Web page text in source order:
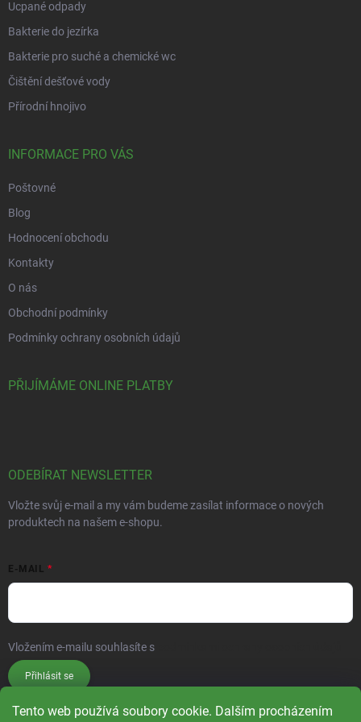
Tento web používá soubory cookie. Dalším procházením
Ucpané odpady
Bakterie do jezírka
Bakterie pro suché a chemické wc
Čištění dešťové vody
Přírodní hnojivo
INFORMACE PRO VÁS
Poštovné
Blog
Hodnocení obchodu
Kontakty
O nás
Obchodní podmínky
Podmínky ochrany osobních údajů
PŘIJÍMÁME ONLINE PLATBY
ODEBÍRAT NEWSLETTER
Vložte svůj e-mail a my vám budeme zasílat informace o nových
produktech na našem e-shopu.
E-MAIL
Vložením e-mailu souhlasíte s
Přihlásit se